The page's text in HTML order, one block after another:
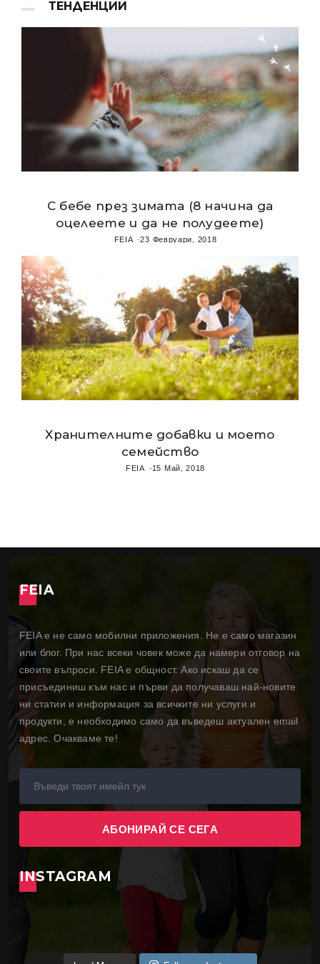
ТЕНДЕНЦИИ
С бебе през зимата (8 начина да
оцелеете и да не полудеете)
FEIA 23 Февруари, 2018
Хранителните добавки и моето
семейство
FEIA 15 Май, 2018
FEIA
FEIA е не само мобилни приложения. Не е само магазин
или блог. При нас всеки човек може да намери отговор на
своите въпроси. FEIA е общност. Ако искаш да се
присъединиш към нас и първи да получаваш най-новите
ни статии и информация за всичките ни услуги и
продукти, е необходимо само да въведеш актуален email
адрес. Очакваме те!
INSTAGRAM